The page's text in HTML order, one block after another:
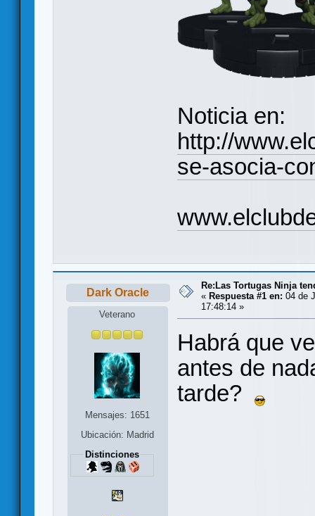
Noticia en:
http://
se-asocia-
Dark Oracle
Veterano
Mensajes: 1651
Ubicación: Madrid
Distinciones
Re:Las Tortugas Ninja
« Respuesta #1 en: 04 de
17:48:14 »
Habrá que
antes de
tarde?